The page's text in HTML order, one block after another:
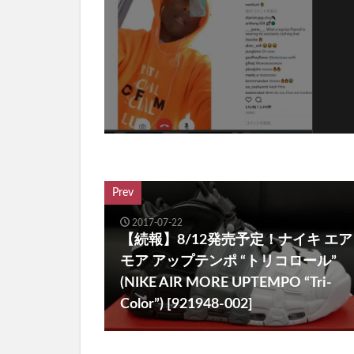
Prev
2017-07-22
【続報】8/12発売予定！ナイキ エア
モア アップテンポ “トリコロール”
(NIKE AIR MORE UPTEMPO “Tri-
Color”) [921948-002]